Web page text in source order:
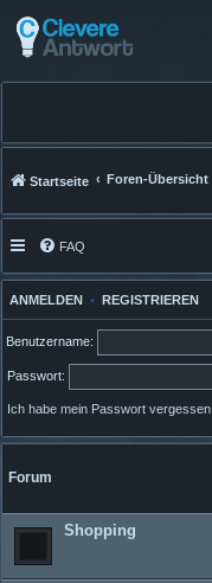
Startseite Foren-Übersicht
FAQ
ANMELDEN • REGISTRIEREN
Benutzername:
Passwort:
Ich habe mein Passwort vergessen
Forum
Shopping